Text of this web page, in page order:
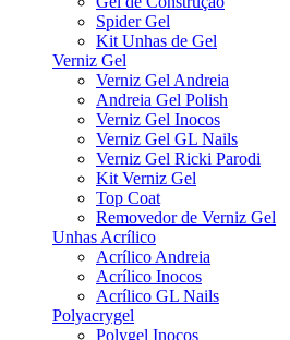
Spider Gel
Kit Unhas de Gel
Verniz Gel
Verniz Gel Andreia
Andreia Gel Polish
Verniz Gel Inocos
Verniz Gel GL Nails
Verniz Gel Ricki Parodi
Kit Verniz Gel
Top Coat
Removedor de Verniz Gel
Unhas Acrílico
Acrílico Andreia
Acrílico Inocos
Acrílico GL Nails
Polyacrygel
Polygel Inocos